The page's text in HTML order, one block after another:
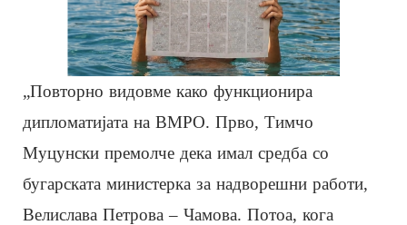
„Повторно видовме како функционира
дипломатијата на ВМРО. Прво, Тимчо
Муцунски премолче дека имал средба со
бугарската министерка за надворешни работи,
Велислава Петрова – Чамова. Потоа, кога